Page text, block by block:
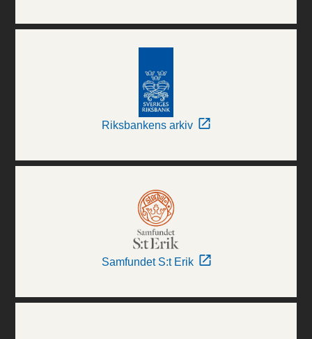
Riksbankens arkiv
Samfundet S:t Erik